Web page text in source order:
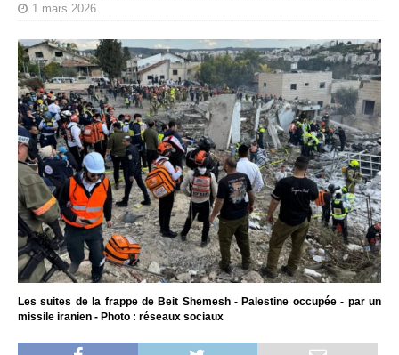
1 mars 2026
Les suites de la frappe de Beit Shemesh - Palestine occupée - par un
missile iranien - Photo : réseaux sociaux